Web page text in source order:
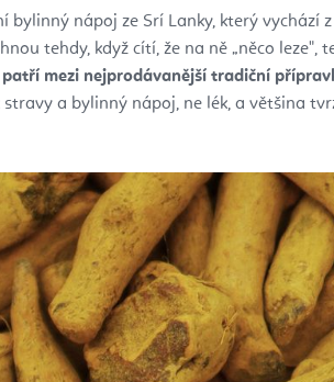
bylinný nápoj ze Srí Lanky, který vychází
tehdy, když cítí, že na ně „něco
mezi nejprodávanější tradiční
stravy a bylinný nápoj, ne lék, a většina